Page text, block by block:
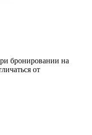
бронировании на
от